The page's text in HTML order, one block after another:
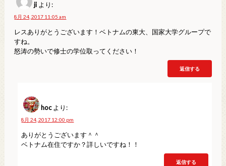
ji より:
8月 24, 2017 11:05 am
レスありがとうございます！ベトナムの東大、国家大学グループで
すね。
怒涛の勢いで修士の学位取ってください！
返信する
hoc より:
8月 24, 2017 12:00 pm
ありがとうございます＾＾
ベトナム在住ですか？詳しいですね！！
返信する